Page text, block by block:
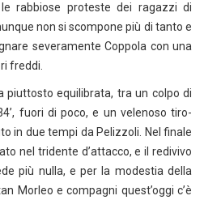
rabbiose proteste dei ragazzi di
non si scompone più di tanto e
severamente Coppola con una
freddi.
piuttosto equilibrata, tra un colpo di
fuori di poco, e un velenoso tiro-
in due tempi da Pelizzoli. Nel finale
nel tridente d’attacco, e il redivivo
più nulla, e per la modestia della
Morleo e compagni quest’oggi c’è